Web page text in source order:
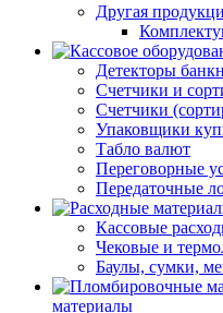
Другая
Детекторы
Счетчики и
Счетчики
Упаковщики
Табло валют
Переговорные
Передаточные
Кассовые
Чековые и
Баулы, сумки,
материалы